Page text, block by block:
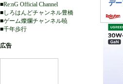
■Re:nG Official Channel
■しろはんどチャンネル豊橋
■ゲーム燦爛チャンネル暁
■千年歩行
広告